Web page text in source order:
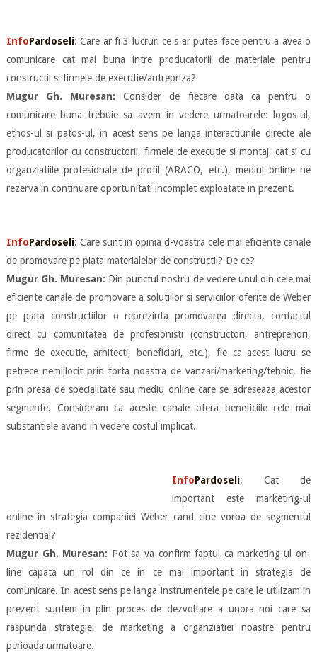
InfoPardoseli: Care ar fi 3 lucruri ce s‐ar putea face pentru a avea o
comunicare cat mai buna intre producatorii de materiale pentru
constructii si firmele de executie/antrepriza?
Mugur Gh. Muresan: Consider de fiecare data ca pentru o
comunicare buna trebuie sa avem in vedere urmatoarele: logos-ul,
ethos-ul si patos-ul, in acest sens pe langa interactiunile directe ale
producatorilor cu constructorii, firmele de executie si montaj, cat si cu
organziatiile profesionale de profil (ARACO, etc.), mediul online ne
rezerva in continuare oportunitati incomplet exploatate in prezent.
InfoPardoseli: Care sunt in opinia d-voastra cele mai eficiente canale
de promovare pe piata materialelor de constructii? De ce?
Mugur Gh. Muresan: Din punctul nostru de vedere unul din cele mai
eficiente canale de promovare a solutiilor si serviciilor oferite de Weber
pe piata constructiilor o reprezinta promovarea directa, contactul
direct cu comunitatea de profesionisti (constructori, antreprenori,
firme de executie, arhitecti, beneficiari, etc.), fie ca acest lucru se
petrece nemijlocit prin forta noastra de vanzari/marketing/tehnic, fie
prin presa de specialitate sau mediu online care se adreseaza acestor
segmente. Consideram ca aceste canale ofera beneficiile cele mai
substantiale avand in vedere costul implicat.
InfoPardoseli: Cat de
important este marketing-ul
online in strategia companiei Weber cand cine vorba de segmentul
rezidential?
Mugur Gh. Muresan: Pot sa va confirm faptul ca marketing-ul on-
line capata un rol din ce in ce mai important in strategia de
comunicare. In acest sens pe langa instrumentele pe care le utilizam in
prezent suntem in plin proces de dezvoltare a unora noi care sa
raspunda strategiei de marketing a organziatiei noastre pentru
perioada urmatoare.